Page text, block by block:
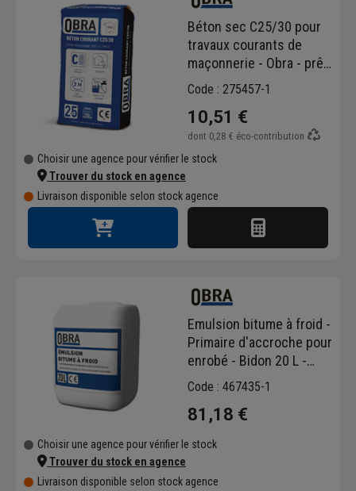
Béton sec C25/30 pour
travaux courants de
maçonnerie - Obra - prêt
à gâcher - sac de 25 kg
Code : 275457-1
10,51 €
dont 0,28 € éco-contribution
Choisir une agence pour vérifier le stock
Trouver du stock en agence
Livraison disponible selon stock agence
Emulsion bitume à froid -
Primaire d'accroche pour
enrobé - Bidon 20 L -
Obra
Code : 467435-1
81,18 €
Choisir une agence pour vérifier le stock
Trouver du stock en agence
Livraison disponible selon stock agence